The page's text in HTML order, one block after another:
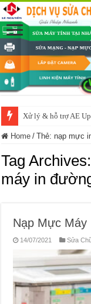
Xử lý & hỗ trợ AE
Home / Thẻ:nạp mực
Tag Archives:
máy in
Nạp Mực
14/07/2021 Sửa